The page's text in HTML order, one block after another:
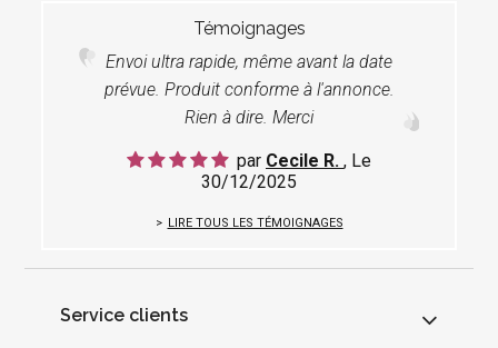
Témoignages
Envoi ultra rapide, même avant la date
prévue. Produit conforme à l'annonce.
Rien à dire. Merci
par Cecile R. , Le
30/12/2025
LIRE TOUS LES TÉMOIGNAGES
Service clients